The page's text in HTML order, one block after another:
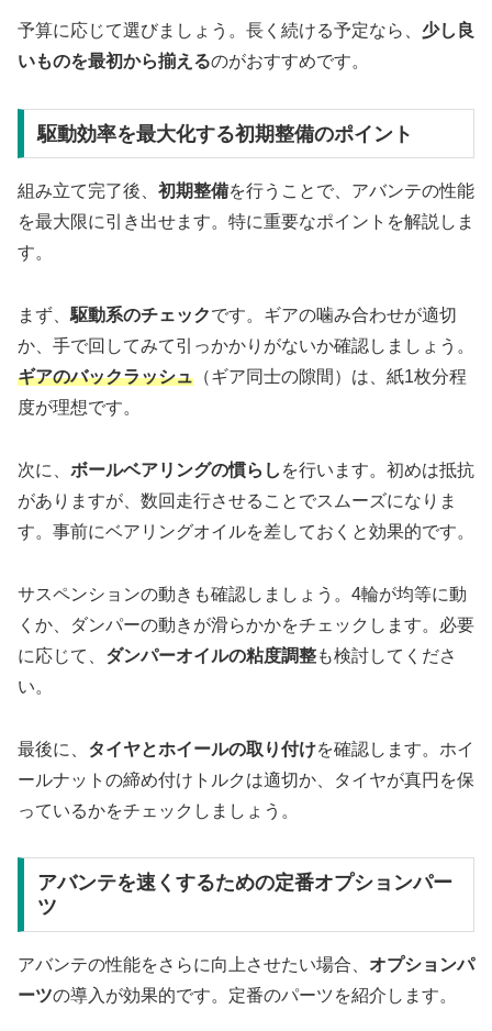
予算に応じて選びましょう。長く続ける予定なら、 少し良
いものを最初から揃えるのがおすすめです。
駆動効率を最大化する初期整備のポイント
組み立て完了後、 初期整備を行うことで、アバンテの性能
を最大限に引き出せます。特に重要なポイントを解説しま
す。
まず、 駆動系のチェックです。ギアの噛み合わせが適切
か、手で回してみて引っかかりがないか確認しましょう。
ギアのバックラッシュ （ギア同士の隙間）は、紙1枚分程
度が理想です。
次に、 ボールベアリングの慣らし を行います。初めは抵抗
がありますが、数回走行させることでスムーズになりま
す。事前にベアリングオイルを差しておくと効果的です。
サスペンションの動きも確認しましょう。4輪が均等に動
くか、ダンパーの動きが滑らかかをチェックします。必要
に応じて、 ダンパーオイルの粘度調整も検討してくださ
い。
最後に、 タイヤとホイールの取り付けを確認します。ホイ
ールナットの締め付けトルクは適切か、タイヤが真円を保
っているかをチェックしましょう。
アバンテを速くするための定番オプションパー
ツ
アバンテの性能をさらに向上させたい場合、 オプションパ
ーツの導入が効果的です。定番のパーツを紹介します。